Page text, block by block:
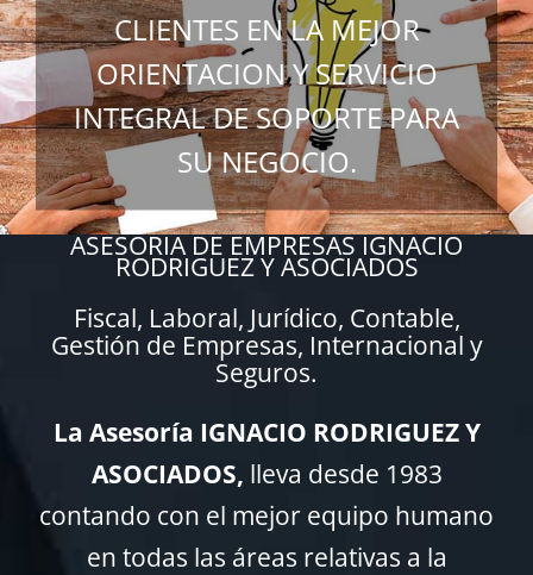
CLIENTES EN LA MEJOR
ORIENTACION Y SERVICIO
INTEGRAL DE SOPORTE PARA
SU NEGOCIO.
ASESORIA DE EMPRESAS IGNACIO
RODRIGUEZ Y ASOCIADOS
Fiscal, Laboral, Jurídico, Contable,
Gestión de Empresas, Internacional y
Seguros.
La Asesoría IGNACIO RODRIGUEZ Y
ASOCIADOS, lleva desde 1983
contando con el mejor equipo humano
en todas las áreas relativas a la